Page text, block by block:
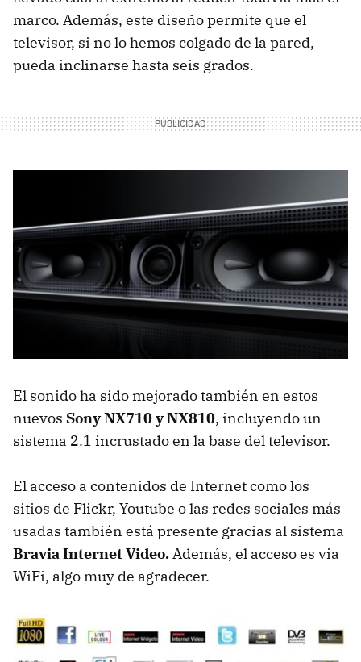
marco. Además, este diseño permite que el
televisor, si no lo hemos colgado de la pared,
pueda inclinarse hasta seis grados.
El sonido ha sido mejorado también en estos
nuevos Sony NX710 y NX810, incluyendo un
sistema 2.1 incrustado en la base del televisor.
El acceso a contenidos de Internet como los
sitios de Flickr, Youtube o las redes sociales más
usadas también está presente gracias al sistema
Bravia Internet Video. Además, el acceso es via
WiFi, algo muy de agradecer.